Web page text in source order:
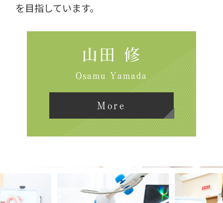
を目指しています。
山田 修
Osamu Yamada
More